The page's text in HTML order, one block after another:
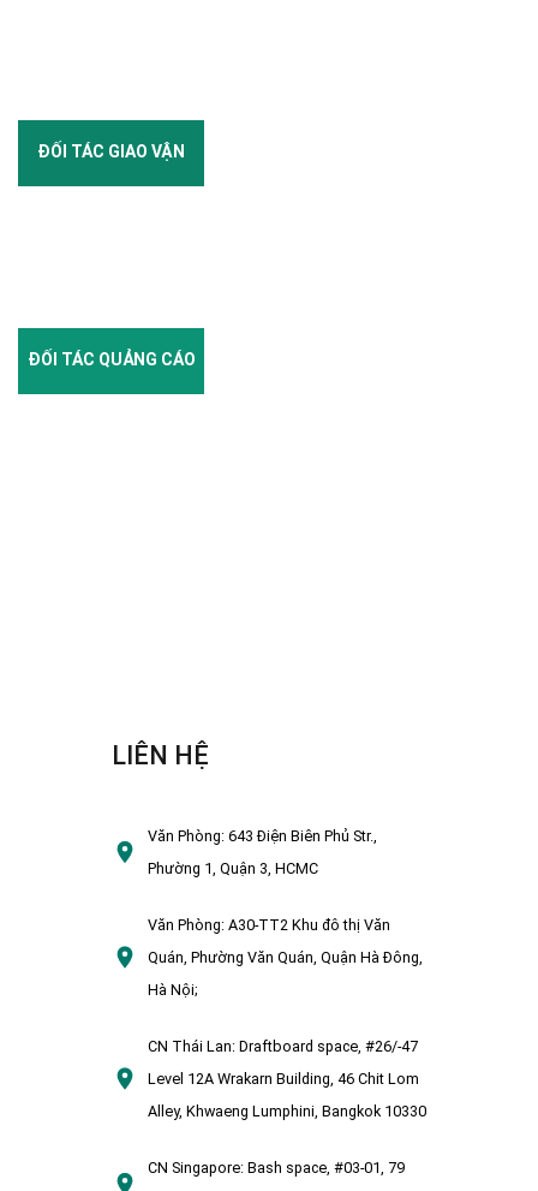
ĐỐI TÁC GIAO VẬN
ĐỐI TÁC QUẢNG CÁO
LIÊN HỆ
Văn Phòng:643 Điện Biên Phủ Str.,
Phường 1, Quận 3, HCMC
Văn Phòng:A30-TT2 Khu đô thị Văn
Quán, Phường Văn Quán, Quận Hà Đông,
Hà Nội;
CN Thái Lan: Draftboard space, #26/-47
Level 12A Wrakarn Building, 46 Chit Lom
Alley, Khwaeng Lumphini, Bangkok 10330
CN Singapore: Bash space, #03-01, 79